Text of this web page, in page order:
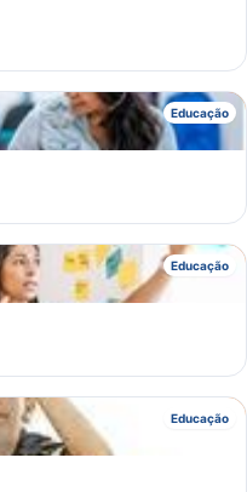
Educação
Educação
Educação